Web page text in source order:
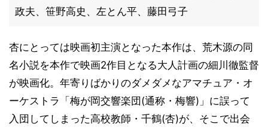
政夫、笹野高史、左とん平、藤田弓子
杏にとっては映画初主演となった本作は、荒木源の同
名小説を本作で映画2作目となる大人計画の細川徹監督
が映画化。年寄りばかりのダメダメなアマチュア・オ
ーケストラ「梅が岡交響楽団(通称・梅響)」に誤って
入団してしまった高校教師・千鶴(杏)が、そこで出会